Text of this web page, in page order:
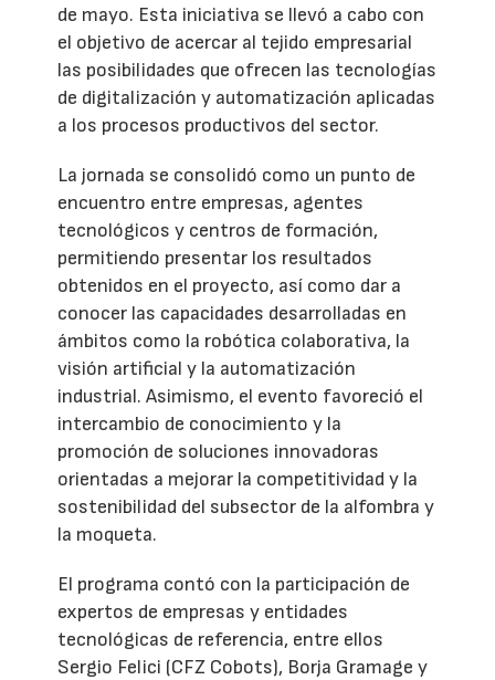
de mayo. Esta iniciativa se llevó a cabo con
el objetivo de acercar al tejido empresarial
las posibilidades que ofrecen las tecnologías
de digitalización y automatización aplicadas
a los procesos productivos del sector.
La jornada se consolidó como un punto de
encuentro entre empresas, agentes
tecnológicos y centros de formación,
permitiendo presentar los resultados
obtenidos en el proyecto, así como dar a
conocer las capacidades desarrolladas en
ámbitos como la robótica colaborativa, la
visión artificial y la automatización
industrial. Asimismo, el evento favoreció el
intercambio de conocimiento y la
promoción de soluciones innovadoras
orientadas a mejorar la competitividad y la
sostenibilidad del subsector de la alfombra y
la moqueta.
El programa contó con la participación de
expertos de empresas y entidades
tecnológicas de referencia, entre ellos
Sergio Felici (CFZ Cobots), Borja Gramage y